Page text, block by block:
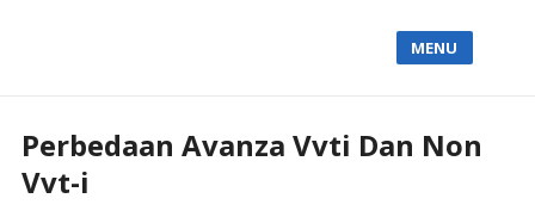
MENU
Perbedaan Avanza Vvti Dan Non
Vvt-i